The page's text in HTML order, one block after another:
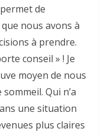
de
nous avons à
à prendre.
conseil » ! Je
moyen de nous
Qui n’a
une situation
plus claires